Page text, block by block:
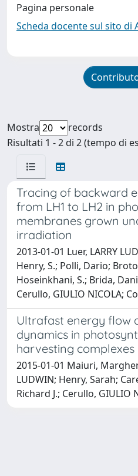
Pagina personale
Scheda docente sul sito di
Mostra
records
Risultati 1 - 2 di 2 (tempo di
Tracing of backward
from LH1 to LH2 in
membranes grown
irradiation
2013-01-01 Luer, LARRY
Henry, S.; Polli, Dario;
Hoseinkhani, S.; Brida,
Cerullo, GIULIO NICOLA;
Ultrafast energy flow
dynamics in
harvesting complexes
2015-01-01 Maiuri,
LUDWIN; Henry, Sarah;
Richard J.; Cerullo, GIULIO